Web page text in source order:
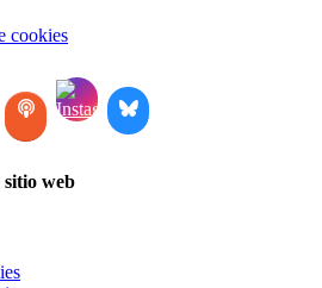
cookies
sitio web